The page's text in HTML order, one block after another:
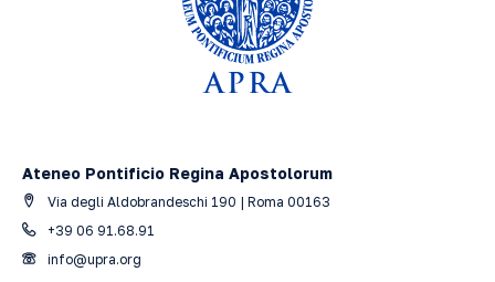
Ateneo Pontificio Regina Apostolorum
Via degli Aldobrandeschi 190 | Roma 00163
+39 06 91.68.91
info@upra.org